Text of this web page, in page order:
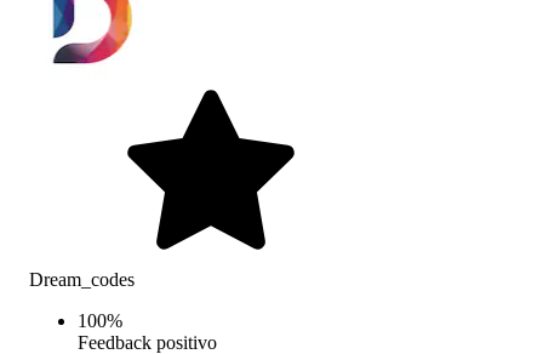
Dream_codes
100%
Feedback positivo